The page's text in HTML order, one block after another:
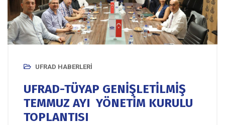
UFRAD HABERLERI
UFRAD-TÜYAP GENİŞLETİLMİŞ
TEMMUZ AYI YÖNETİM KURULU
TOPLANTISI